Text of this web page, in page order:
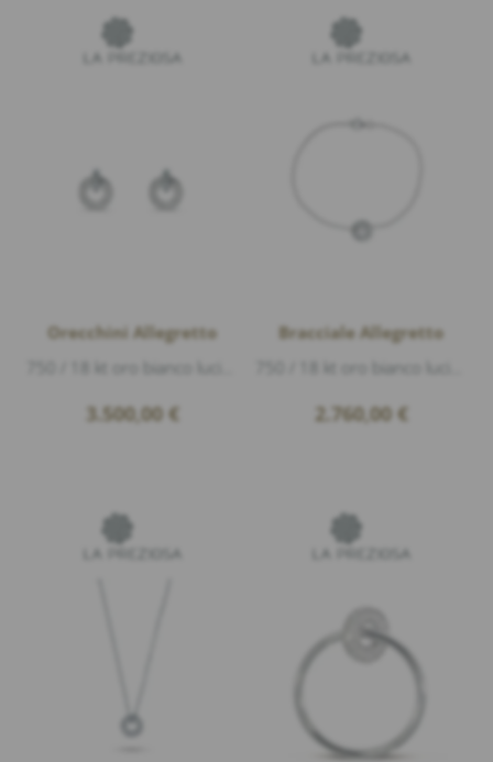
Orecchini Allegretto
3.500,00 €
Bracciale Allegretto
2.760,00 €